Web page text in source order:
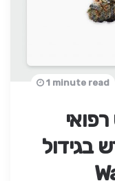
בגידול
1 minute read